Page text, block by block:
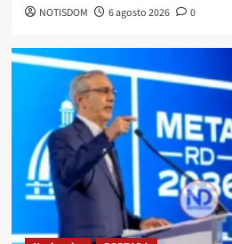
NOTISDOM 6 agosto 2026 0